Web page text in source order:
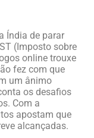
Índia de parar
(Imposto sobre
online trouxe
fez com que
um ânimo
os desafios
Com a
apostam que
alcançadas.